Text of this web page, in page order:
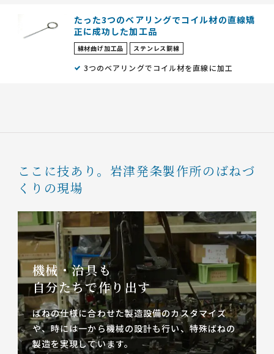
たった3つのベアリングでコイル材の直線矯
正に成功した加工品
線材曲げ加工品 ステンレス鋼線
3つのベアリングでコイル材を直線に加工
ここに技あり。 岩津発条製作所のばねづ
くりの現場
機械・治具も
自分たちで作り出す
ばねの仕様に合わせた製造設備のカスタマイズ
や、時には一から機械の設計も行い、特殊ばねの
製造を実現しています。